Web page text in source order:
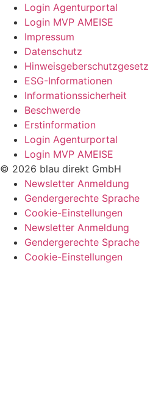
Login Agenturportal
Login MVP AMEISE
Impressum
Datenschutz
Hinweisgeberschutzgesetz
ESG-Informationen
Informationssicherheit
Beschwerde
Erstinformation
Login Agenturportal
Login MVP AMEISE
© 2026 blau direkt GmbH
Newsletter Anmeldung
Gendergerechte Sprache
Cookie-Einstellungen
Newsletter Anmeldung
Gendergerechte Sprache
Cookie-Einstellungen